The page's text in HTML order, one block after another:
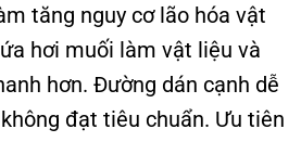
tăng nguy cơ lão hóa vật
hơi muối làm vật liệu và
hơn. Đường dán cạnh dễ
đạt tiêu chuẩn. Ưu tiên